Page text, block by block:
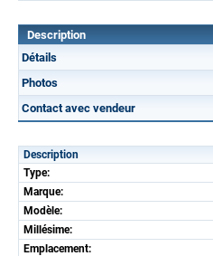
Description
Détails
Photos
Contact avec vendeur
Description
Type:
Marque:
Modèle:
Millésime:
Emplacement: